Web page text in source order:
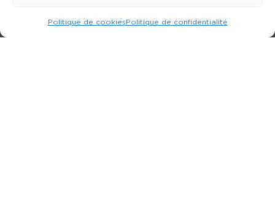
Politique de cookiesPolitique de confidentialité